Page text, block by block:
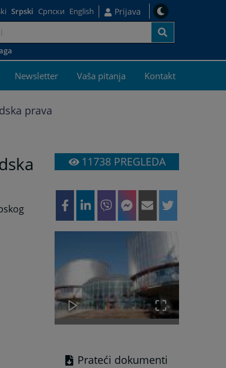
Srpski Српски English Prijava
Newsletter Vaša pitanja Kontakt
prava
11738PREGLEDA
Prateći dokumenti